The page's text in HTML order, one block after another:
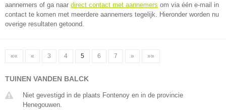
aannemers of ga naar direct contact met aannemers om via één e-mail in
contact te komen met meerdere aannemers tegelijk. Hieronder worden nu
overige resultaten getoond.
«« « 3 4 5 6 7 » »»
TUINEN VANDEN BALCK
Niet gevestigd in de plaats Fontenoy en in de provincie
Henegouwen.